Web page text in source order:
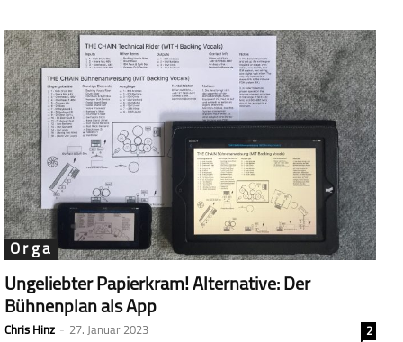
Orga
Ungeliebter Papierkram! Alternative: Der
Bühnenplan als App
Chris Hinz - 27. Januar 2023
2